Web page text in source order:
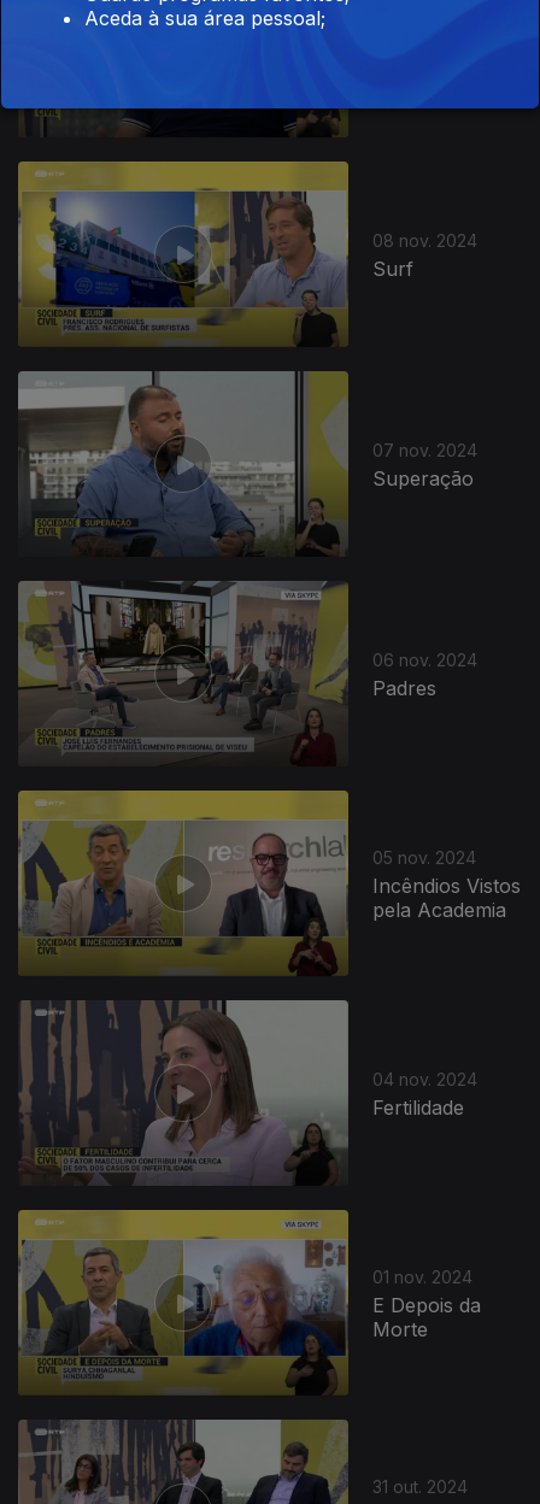
08 nov. 2024
Surf
07 nov. 2024
Superação
06 nov. 2024
Padres
05 nov. 2024
Incêndios Vistos
pela Academia
04 nov. 2024
Fertilidade
806119
01 nov. 2024
E Depois da
Morte
31 out. 2024
Aceda à sua área pessoal;